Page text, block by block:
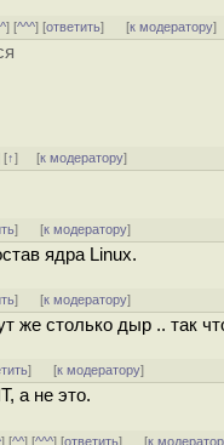
] [^^^] [ответить] [к модератору]
[↑] [к модератору]
] [к модератору]
ядра Linux.
] [к модератору]
же столько дыр .. так
] [к модератору]
а не это.
] [^^] [^^^] [ответить] [к